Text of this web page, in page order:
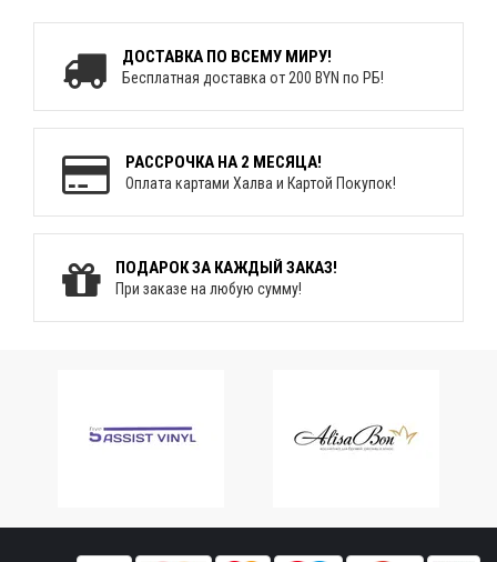
ДОСТАВКА ПО ВСЕМУ МИРУ!
Бесплатная доставка от 200 BYN по РБ!
РАССРОЧКА НА 2 МЕСЯЦА!
Оплата картами Халва и Картой Покупок!
ПОДАРОК ЗА КАЖДЫЙ ЗАКАЗ!
При заказе на любую сумму!